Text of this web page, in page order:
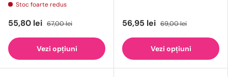
Stoc foarte redus
55,80 lei 67,00 lei
Vezi opțiuni
56,95 lei 69,00 lei
Vezi opțiuni